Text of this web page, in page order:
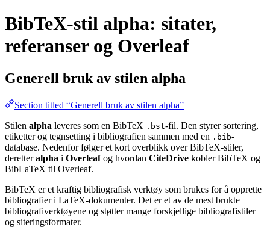
BibTeX-stil alpha: sitater,
referanser og Overleaf
Generell bruk av stilen alpha
Section titled “Generell bruk av stilen alpha”
Stilen alpha leveres som en BibTeX .bst-fil. Den styrer sortering,
etiketter og tegnsetting i bibliografien sammen med en .bib-
database. Nedenfor følger et kort overblikk over BibTeX-stiler,
deretteralpha i Overleafog hvordan CiteDrive kobler BibTeX og
BibLaTeX til Overleaf.
BibTeX er et kraftig bibliografisk verktøy som brukes for å opprette
bibliografier i LaTeX-dokumenter. Det er et av de mest brukte
bibliografiverktøyene og støtter mange forskjellige bibliografistiler
og siteringsformater.